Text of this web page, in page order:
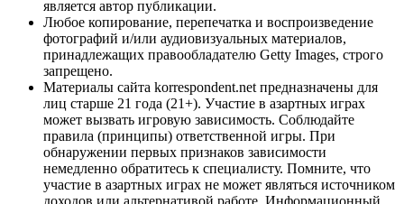
является автор публикации.
Любое копирование, перепечатка и воспроизведение
фотографий и/или аудиовизуальных материалов,
принадлежащих правообладателю Getty Images, строго
запрещено.
Материалы сайта korrespondent.net предназначены для
лиц старше 21 года (21+). Участие в азартных играх
может вызвать игровую зависимость. Соблюдайте
правила (принципы) ответственной игры. При
обнаружении первых признаков зависимости
немедленно обратитесь к специалисту. Помните, что
участие в азартных играх не может являться источником
доходов или альтернативой работе. Информационный